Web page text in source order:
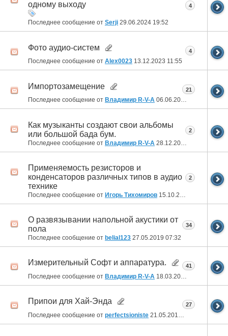
одному выходу
Последнее сообщение от Serji 29.06.2024 19:52
4
Фото аудио-систем
Последнее сообщение от Alex0023 13.12.2023 11:55
4
Импортозамещение
Последнее сообщение от Владимир R-V-A 06.06.2023
21
Как музыканты создают свои альбомы
или большой бада бум.
Последнее сообщение от Владимир R-V-A 28.12.2020
2
Применяемость резисторов и
конденсаторов различных типов в аудио
технике
Последнее сообщение от Игорь Тихомиров 15.10.2020
2
О развязывании напольной акустики от
пола
Последнее сообщение от belial123 27.05.2019 07:32
34
Измерительный Софт и аппаратура.
Последнее сообщение от Владимир R-V-A 18.03.2019
41
Припои для Хай-Энда
Последнее сообщение от perfectsioniste 21.05.2016 06:28
27